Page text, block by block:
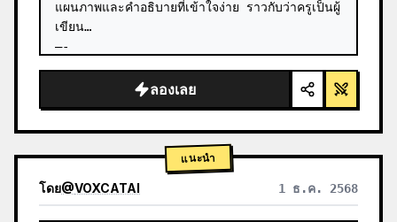
แผนภาพและคำอธิบายที่เข้าใจง่าย ราวกับว่าครูเป็นผู้
เขียน
—-
ลองเลย
แนะนำ
โดย@VOXCATAI 1 ธ.ค. 2568